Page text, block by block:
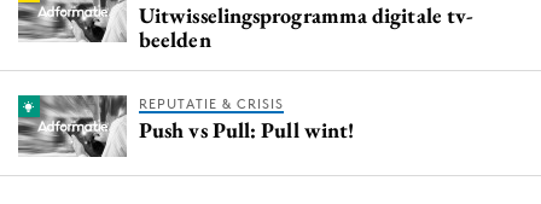
Uitwisselingsprogramma digitale tv-
beelden
REPUTATIE & CRISIS
Push vs Pull: Pull wint!